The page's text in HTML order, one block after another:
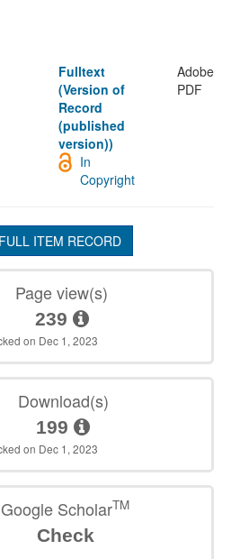
Fulltext
(Version of
Record
(published
version))
Adobe
PDF
In
Copyright
ITEM RECORD
Page view(s)
239
on Dec 1, 2023
Download(s)
199
on Dec 1, 2023
Google ScholarTM
Check